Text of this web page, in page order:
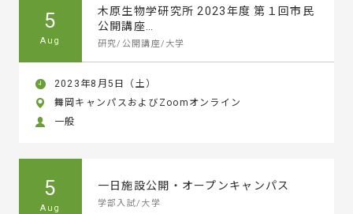
5
Aug
木原生物学研究所 2023年度 第１回市民
公開講座…
研究/公開講座/大学
2023年8月5日（土）
舞岡キャンパスおよびZoomオンライン
一般
5
Aug
一日施設公開・オープンキャンパス
学部入試/大学